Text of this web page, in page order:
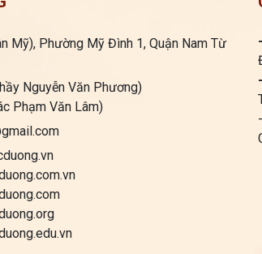
Mỹ), Phường Mỹ Đình 1, Quận Nam Từ
Nguyễn Văn Phương)
Phạm Văn Lâm)
-